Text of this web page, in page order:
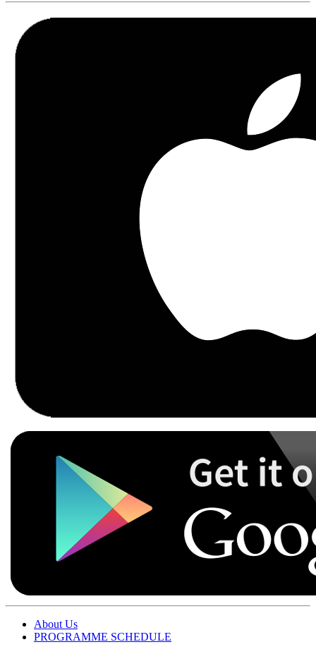
About Us
PROGRAMME SCHEDULE